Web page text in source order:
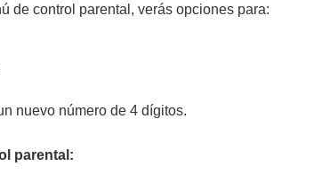
de control parental, verás opciones para:
nuevo número de 4 dígitos.
parental: